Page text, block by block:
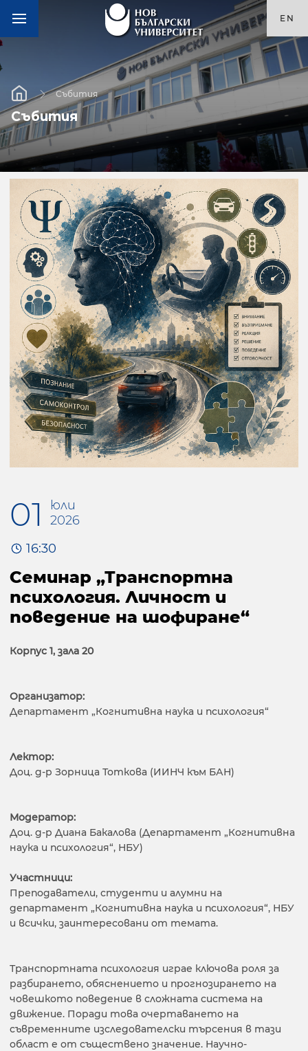
EN
Събития
Събития
01
юли
2026
16:30
Семинар „Транспортна
психология. Личност и
поведение на шофиране“
Корпус 1, зала 20
Организатор:
Департамент „Когнитивна наука и психология“
Лектор:
Доц. д-р Зорница Тоткова (ИИНЧ към БАН)
Модератор:
Доц. д-р Диана Бакалова (Департамент „Когнитивна
наука и психология“, НБУ)
Участници:
Преподаватели, студенти и алумни на
департамент „Когнитивна наука и психология“, НБУ
и всички, заинтересовани от темата.
Транспортната психология играе ключова роля за
разбирането, обяснението и прогнозирането на
човешкото поведение в сложната система на
движение. Поради това очертаването на
съвременните изследователски търсения в тази
област е от съществено значение. Научно-